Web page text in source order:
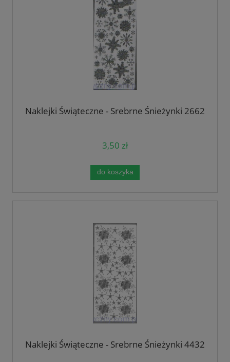
Naklejki Świąteczne - Srebrne Śnieżynki 2662
3,50 zł
do koszyka
Naklejki Świąteczne - Srebrne Śnieżynki 4432